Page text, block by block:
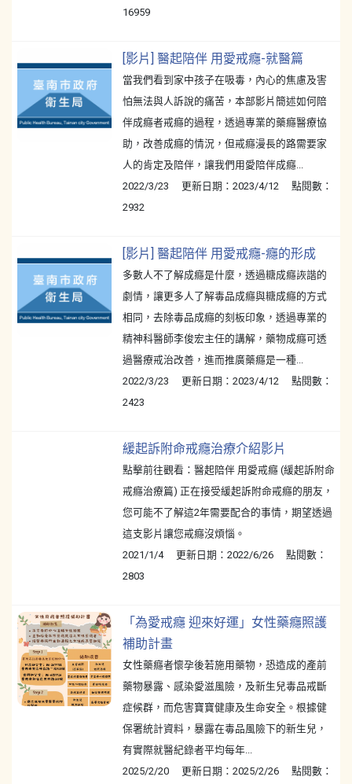
16959
[影片] 醫起陪伴 用愛戒癮-就醫篇
當我們看到家中孩子在吸毒，內心的焦慮及害
怕無法與人訴說的痛苦，本部影片簡述如何陪
伴成癮者戒癮的過程，透過專業的藥癮醫療協
助，改善成癮的情況，但戒癮漫長的路需要家
人的肯定及陪伴，讓我們用愛陪伴成癮...
2022/3/23 更新日期：2023/4/12 點閱數：
2932
[影片] 醫起陪伴 用愛戒癮-癮的形成
多數人不了解成癮是什麼，透過糖成癮詼諧的
劇情，讓更多人了解毒品成癮與糖成癮的方式
相同，去除毒品成癮的刻板印象，透過專業的
精神科醫師李俊宏主任的講解，藥物成癮可透
過醫療戒治改善，進而推廣藥癮是一種...
2022/3/23 更新日期：2023/4/12 點閱數：
2423
緩起訴附命戒癮治療介紹影片
點擊前往觀看：醫起陪伴 用愛戒癮 (緩起訴附命
戒癮治療篇) 正在接受緩起訴附命戒癮的朋友，
您可能不了解這2年需要配合的事情，期望透過
這支影片讓您戒癮沒煩惱。
2021/1/4 更新日期：2022/6/26 點閱數：
2803
「為愛戒癮 迎來好運」女性藥癮照護
補助計畫
女性藥癮者懷孕後若施用藥物，恐造成的產前
藥物暴露、感染愛滋風險，及新生兒毒品戒斷
症候群，而危害寶寶健康及生命安全。根據健
保署統計資料，暴露在毒品風險下的新生兒，
有實際就醫紀錄者平均每年...
2025/2/20 更新日期：2025/2/26 點閱數：